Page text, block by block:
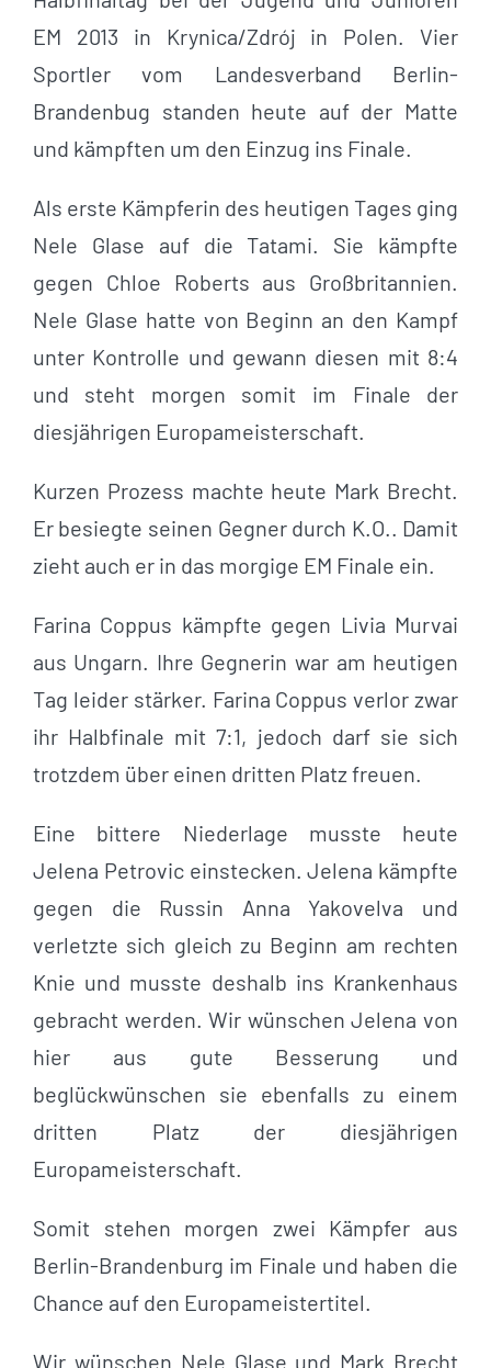
EM 2013 in Krynica/Zdrój in Polen. Vier
Sportler vom Landesverband Berlin-
Brandenbug standen heute auf der Matte
und kämpften um den Einzug ins Finale.
Als erste Kämpferin des heutigen Tages ging
Nele Glase auf die Tatami. Sie kämpfte
gegen Chloe Roberts aus Großbritannien.
Nele Glase hatte von Beginn an den Kampf
unter Kontrolle und gewann diesen mit 8:4
und steht morgen somit im Finale der
diesjährigen Europameisterschaft.
Kurzen Prozess machte heute Mark Brecht.
Er besiegte seinen Gegner durch K.O.. Damit
zieht auch er in das morgige EM Finale ein.
Farina Coppus kämpfte gegen Livia Murvai
aus Ungarn. Ihre Gegnerin war am heutigen
Tag leider stärker. Farina Coppus verlor zwar
ihr Halbfinale mit 7:1, jedoch darf sie sich
trotzdem über einen dritten Platz freuen.
Eine bittere Niederlage musste heute
Jelena Petrovic einstecken. Jelena kämpfte
gegen die Russin Anna Yakovelva und
verletzte sich gleich zu Beginn am rechten
Knie und musste deshalb ins Krankenhaus
gebracht werden. Wir wünschen Jelena von
hier aus gute Besserung und
beglückwünschen sie ebenfalls zu einem
dritten Platz der diesjährigen
Europameisterschaft.
Somit stehen morgen zwei Kämpfer aus
Berlin-Brandenburg im Finale und haben die
Chance auf den Europameistertitel.
Wir wünschen Nele Glase und Mark Brecht